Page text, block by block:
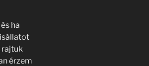
ha
rajtuk
érzem